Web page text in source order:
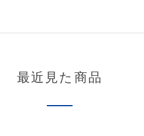
最近見た商品